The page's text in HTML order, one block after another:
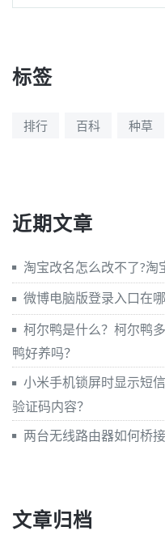
标签
排行 百科 种草
近期文章
淘宝改名怎么改不了?淘
微博电脑版登录入口在
柯尔鸭是什么？柯尔鸭
鸭好养吗？
小米手机锁屏时显示短
验证码内容？
两台无线路由器如何桥
文章归档